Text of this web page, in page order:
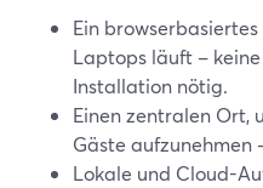
Ein
Laptops läuft –
Installation nötig.
Einen zentralen Ort,
Gäste aufzunehmen
Lokale und Cloud-